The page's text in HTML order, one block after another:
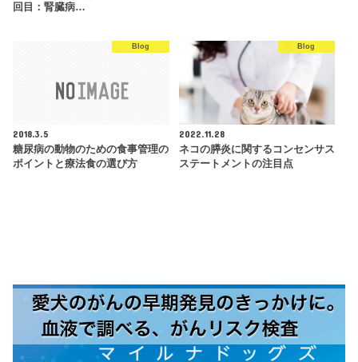
回目：腎臓病…
Blog
2018.3.5
糖尿病の動物のための食事管理の
ポイントと療法食の選び方
Blog
2022.11.28
ネコの膵炎に関するコンセンサス
ステートメントの注目点